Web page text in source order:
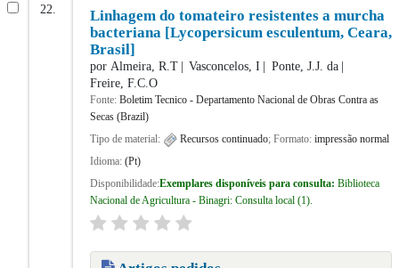
22.
Linhagem do tomateiro resistentes a murcha
bacteriana [Lycopersicum esculentum, Ceara,
Brasil]
por Almeira, R.T Vasconcelos, I
Ponte, J.J. da
Freire, F.C.O
Fonte: Boletim Tecnico - Departamento Nacional de Obras Contra as
Secas (Brazil)
Tipo de material:
Recursos continuado; Formato: impressão normal
Idioma: (Pt)
Disponibilidade:Exemplares disponíveis para consulta: Biblioteca
Nacional de Agricultura - Binagri: Consulta local (1).